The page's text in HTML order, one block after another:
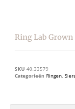
Ring Lab Grown
SKU 40.33579
Categorieën Ringen,